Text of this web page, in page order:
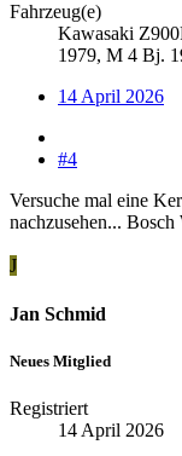
Fahrzeug(e)
Kawasaki
1979, M 4 Bj.
14 April 2026
#4
Versuche mal eine
nachzusehen...
J
Jan Schmid
Neues Mitglied
Registriert
14 April 2026